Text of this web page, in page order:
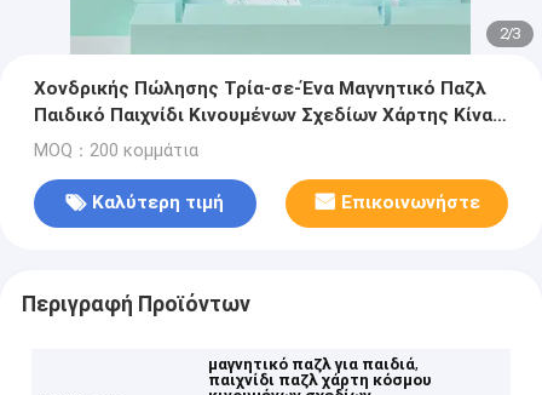
2/3
Χονδρικής Πώλησης Τρία-σε-Ένα Μαγνητικό Παζλ
Παιδικό Παιχνίδι Κινουμένων Σχεδίων Χάρτης Κίνας
Παγκόσμιος Χάρτης Νηπιαγωγείο Γεωγραφικό PC
MOQ：200 κομμάτια
Καλύτερη τιμή Επικοινωνήστε
Περιγραφή Προϊόντων
μαγνητικό παζλ για παιδιά,
παιχνίδι παζλ χάρτη κόσμου